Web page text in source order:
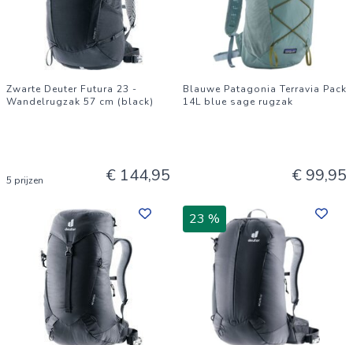
Zwarte Deuter Futura 23 -
Wandelrugzak 57 cm (black)
5 prijzen € 144,95
Blauwe Patagonia Terravia Pack
14L blue sage rugzak
€ 99,95
23 %